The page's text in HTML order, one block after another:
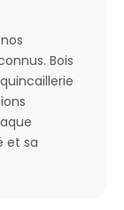
Bois
et sa